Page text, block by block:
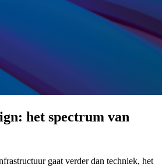
het spectrum van
gaat verder dan techniek, het